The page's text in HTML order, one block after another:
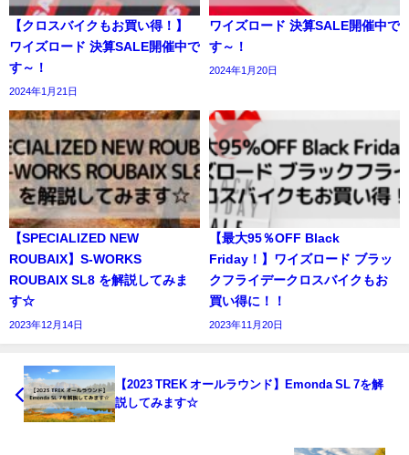
【クロスバイクもお買い得！】
ワイズロード 決算SALE開催中で
す～！
2024年1月21日
ワイズロード 決算SALE開催中で
す～！
2024年1月20日
【SPECIALIZED NEW
ROUBAIX】S-WORKS
ROUBAIX SL8 を解説してみま
す☆
2023年12月14日
【最大95％OFF Black
Friday！】ワイズロード ブラッ
クフライデークロスバイクもお
買い得に！！
2023年11月20日
【2023 TREK オールラウンド】Emonda SL 7を解
説してみます☆